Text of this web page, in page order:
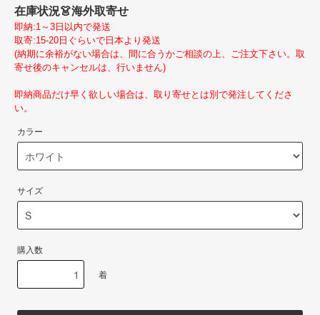
在庫状況👗海外取寄せ
即納:1～3日以内で発送
取寄:15-20日ぐらいで日本より発送
(納期に余裕がない場合は、間に合うかご相談の上、ご注文下さい。取
寄せ後のキャンセルは、行いません)
即納商品だけ早く欲しい場合は、取り寄せとは別で発注してくださ
い。
カラー
サイズ
購入数
着